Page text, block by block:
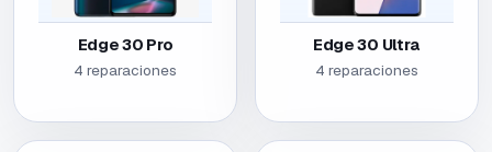
Edge 30 Pro
4 reparaciones
Edge 30 Ultra
4 reparaciones